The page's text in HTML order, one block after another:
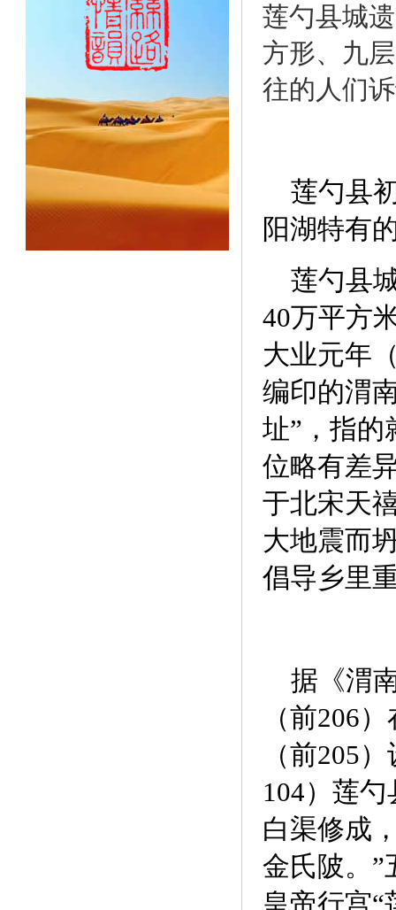
莲勺县城
方形、九
往的人们
莲勺县初
阳湖特有
莲勺县
40万平方
大业元年
编印的渭
址”，指的
位略有差
于北宋天
大地震而
倡导乡里
据《渭
（前206
（前205
104）莲
白渠修成
金氏陂。”
皇帝行宫“